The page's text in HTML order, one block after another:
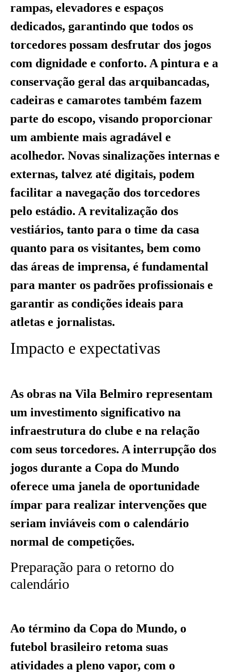
rampas, elevadores e espaços
dedicados, garantindo que todos os
torcedores possam desfrutar dos jogos
com dignidade e conforto. A pintura e a
conservação geral das arquibancadas,
cadeiras e camarotes também fazem
parte do escopo, visando proporcionar
um ambiente mais agradável e
acolhedor. Novas sinalizações internas e
externas, talvez até digitais, podem
facilitar a navegação dos torcedores
pelo estádio. A revitalização dos
vestiários, tanto para o time da casa
quanto para os visitantes, bem como
das áreas de imprensa, é fundamental
para manter os padrões profissionais e
garantir as condições ideais para
atletas e jornalistas.
Impacto e expectativas
As obras na Vila Belmiro representam
um investimento significativo na
infraestrutura do clube e na relação
com seus torcedores. A interrupção dos
jogos durante a Copa do Mundo
oferece uma janela de oportunidade
ímpar para realizar intervenções que
seriam inviáveis com o calendário
normal de competições.
Preparação para o retorno do
calendário
Ao término da Copa do Mundo, o
futebol brasileiro retoma suas
atividades a pleno vapor, com o